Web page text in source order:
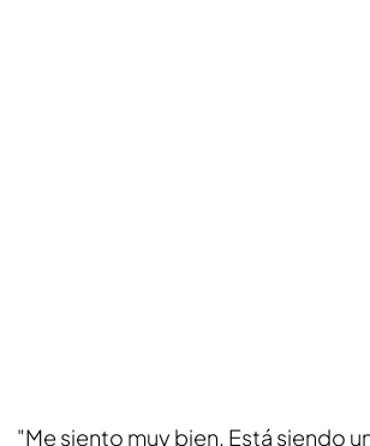
"Me siento muy bien. Está siendo